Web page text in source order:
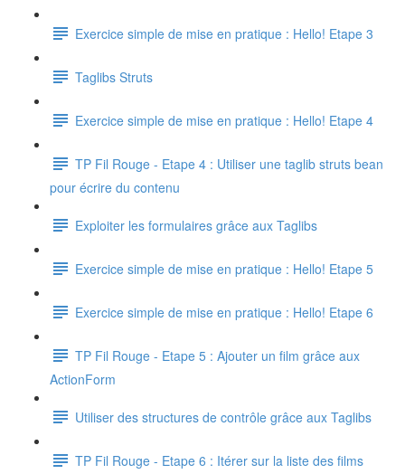
Exercice simple de mise en pratique : Hello! Etape 3
Taglibs Struts
Exercice simple de mise en pratique : Hello! Etape 4
TP Fil Rouge - Etape 4 : Utiliser une taglib struts bean
pour écrire du contenu
Exploiter les formulaires grâce aux Taglibs
Exercice simple de mise en pratique : Hello! Etape 5
Exercice simple de mise en pratique : Hello! Etape 6
TP Fil Rouge - Etape 5 : Ajouter un film grâce aux
ActionForm
Utiliser des structures de contrôle grâce aux Taglibs
TP Fil Rouge - Etape 6 : Itérer sur la liste des films